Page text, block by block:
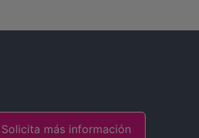
Solicita más información